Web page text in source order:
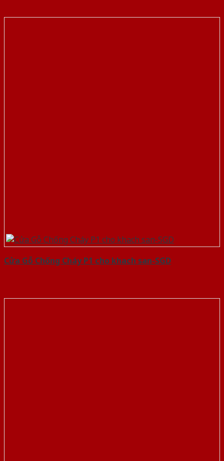
Cửa Gỗ Chống Cháy P1 cho khach san-SGD